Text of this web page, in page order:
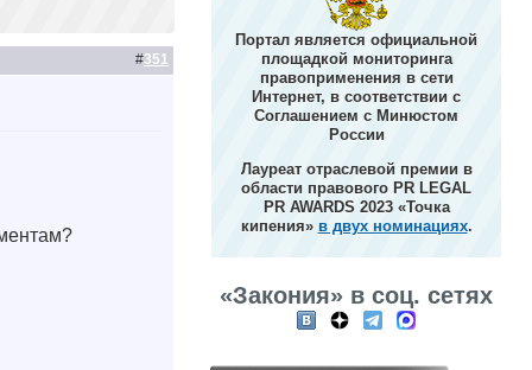
#351
Портал является официальной
площадкой мониторинга
правоприменения в сети
Интернет, в соответствии с
Соглашением с Минюстом
России
Лауреат отраслевой премии в
области правового PR LEGAL
PR AWARDS 2023 «Точка
кипения» в двух номинациях.
«Закония» в соц. сетях